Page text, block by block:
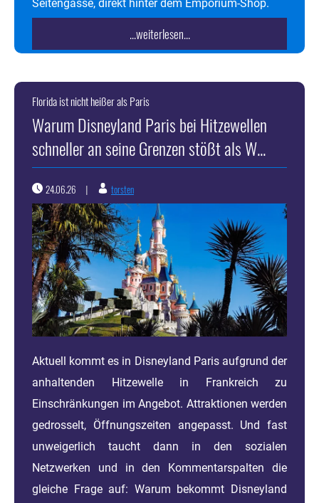
Seitengasse, direkt hinter dem Emporium-Shop.
...weiterlesen...
Florida ist nicht heißer als Paris
Warum Disneyland Paris bei Hitzewellen
schneller an seine Grenzen stößt als W...
24.06.26 | torsten
Aktuell kommt es in Disneyland Paris aufgrund der
anhaltenden Hitzewelle in Frankreich zu
Einschränkungen im Angebot. Attraktionen werden
gedrosselt, Öffnungszeiten angepasst. Und fast
unweigerlich taucht dann in den sozialen
Netzwerken und in den Kommentarspalten die
gleiche Frage auf: Warum bekommt Disneyland